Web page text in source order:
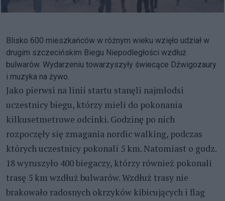
Blisko 600 mieszkańców w różnym wieku wzięło udział w
drugim szczecińskim Biegu Niepodległości wzdłuż
bulwarów. Wydarzeniu towarzyszyły świecące Dźwigozaury
i muzyka na żywo.
Jako pierwsi na linii startu stanęli najmłodsi
uczestnicy biegu, którzy mieli do pokonania
kilkusetmetrowe odcinki. Godzinę po nich
rozpoczęły się zmagania nordic walking, podczas
których uczestnicy pokonali 5 km. Natomiast o godz.
18 wyruszyło 400 biegaczy, którzy również pokonali
trasę 5 km wzdłuż bulwarów. Wzdłuż trasy nie
brakowało radosnych okrzyków kibicujących i flag